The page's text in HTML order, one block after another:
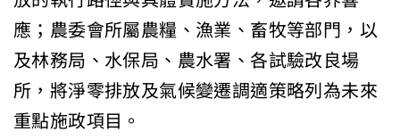
應；農委會所屬農糧、漁業、畜牧等部門，以
及林務局、水保局、農水署、各試驗改良場
所，將淨零排放及氣候變遷調適策略列為未來
重點施政項目。